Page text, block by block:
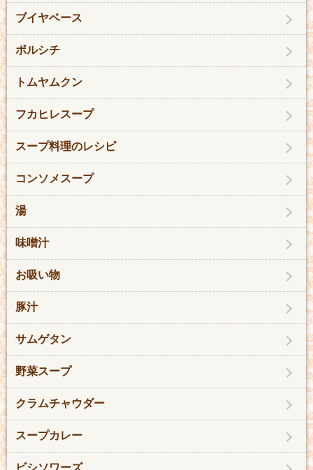
ブイヤベース
ボルシチ
トムヤムクン
フカヒレスープ
スープ料理のレシピ
コンソメスープ
湯
味噌汁
お吸い物
豚汁
サムゲタン
野菜スープ
クラムチャウダー
スープカレー
ビシソワーズ